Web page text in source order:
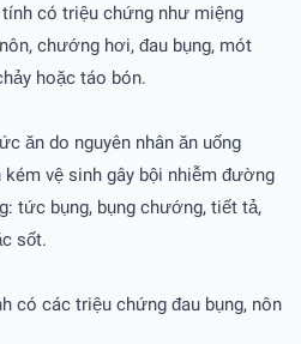
có triệu chứng như miệng
chướng hơi, đau bụng, mót
hoặc táo bón.
ăn do nguyên nhân ăn uống
vệ sinh gây bội nhiễm đường
tức bụng, bụng chướng, tiết tả,
sốt.
có các triệu chứng đau bụng, nôn